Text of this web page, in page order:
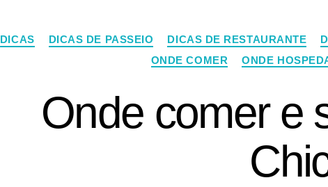
DICAS DICAS DE PASSEIO DICAS DE RESTAURANTE
ONDE COMER
ONDE
Onde comer e